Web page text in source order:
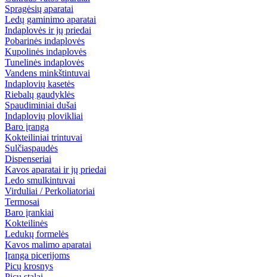
Spragėsių aparatai
Ledų gaminimo aparatai
Indaplovės ir jų priedai
Pobarinės indaplovės
Kupolinės indaplovės
Tunelinės indaplovės
Vandens minkštintuvai
Indaplovių kasetės
Riebalų gaudyklės
Spaudiminiai dušai
Indaplovių plovikliai
Baro įranga
Kokteiliniai trintuvai
Sulčiaspaudės
Dispenseriai
Kavos aparatai ir jų priedai
Ledo smulkintuvai
Virduliai / Perkoliatoriai
Termosai
Baro įrankiai
Kokteilinės
Ledukų formelės
Kavos malimo aparatai
Įranga picerijoms
Picų krosnys